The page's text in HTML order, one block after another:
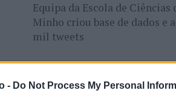
- Do Not Process My Personal
Equipa da Escola de
Minho criou base de dados e
mil tweets